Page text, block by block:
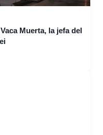
Muerta, la jefa del